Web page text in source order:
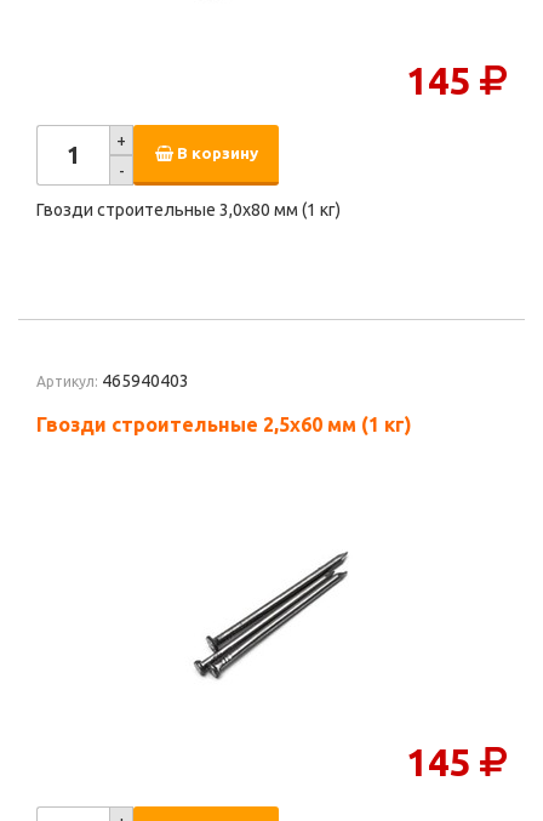
145
+
-
В корзину
Гвозди строительные 3,0х80 мм (1 кг)
Артикул: 465940403
Гвозди строительные 2,5х60 мм (1 кг)
145